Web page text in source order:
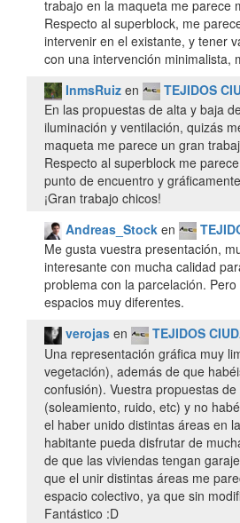
trabajo en la maqueta me parece
Respecto al superblock, me
intervenir en el existante, y tener
con una intervención minimalista,
InmsRuiz en TEJIDOS
En las propuestas de alta y baja
iluminación y ventilación, quizás
maqueta me parece un gran
Respecto al superblock me
punto de encuentro y
Andreas_Stock en
Me gusta vuestra presentación,
interesante con mucha calidad
problema con la parcelación.
espacios muy diferentes.
verojas en TEJIDOS
Una representación gráfica muy
vegetación), además de que
confusión). Vuestra propuestas
(soleamiento, ruido, etc) y no
el haber unido distintas áreas en
habitante pueda disfrutar de
de que las viviendas tengan
que el unir distintas áreas me
espacio colectivo, ya que sin
Fantástico :D